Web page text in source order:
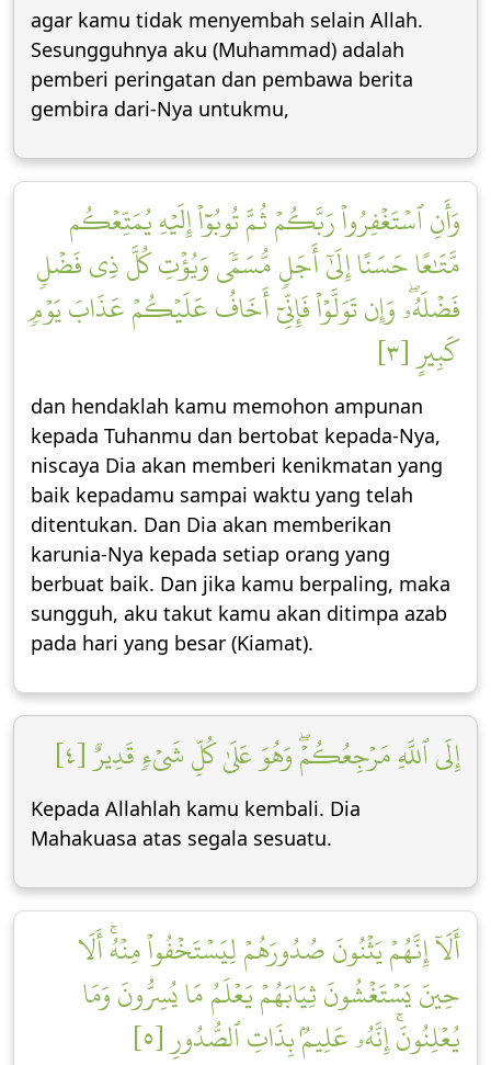
agar kamu tidak menyembah selain Allah.
Sesungguhnya aku (Muhammad) adalah
pemberi peringatan dan pembawa berita
gembira dari-Nya untukmu,
وَأَنِ ٱسۡتَغۡفِرُواْ رَبَّكُمۡ ثُمَّ تُوبُوٓاْ إِلَيۡهِ يُمَتِّعۡكُم
مَّتَٰعًا حَسَنًا إِلَىٰٓ أَجَلٖ مُّسَمّٗى وَيُؤۡتِ كُلَّ ذِي فَضۡلٖ
فَضۡلَهُۥۖ وَإِن تَوَلَّوۡاْ فَإِنِّيٓ أَخَافُ عَلَيۡكُمۡ عَذَابَ يَوۡمٖ
كَبِيرٍ [٣]
dan hendaklah kamu memohon ampunan
kepada Tuhanmu dan bertobat kepada-Nya,
niscaya Dia akan memberi kenikmatan yang
baik kepadamu sampai waktu yang telah
ditentukan. Dan Dia akan memberikan
karunia-Nya kepada setiap orang yang
berbuat baik. Dan jika kamu berpaling, maka
sungguh, aku takut kamu akan ditimpa azab
pada hari yang besar (Kiamat).
إِلَى ٱللَّهِ مَرۡجِعُكُمۡۖ وَهُوَ عَلَىٰ كُلِّ شَيۡءٖ قَدِيرٌ [٤]
Kepada Allahlah kamu kembali. Dia
Mahakuasa atas segala sesuatu.
أَلَآ إِنَّهُمۡ يَثۡنُونَ صُدُورَهُمۡ لِيَسۡتَخۡفُواْ مِنۡهُۚ أَلَا
حِينَ يَسۡتَغۡشُونَ ثِيَابَهُمۡ يَعۡلَمُ مَا يُسِرُّونَ وَمَا
يُعۡلِنُونَۚ إِنَّهُۥ عَلِيمُۢ بِذَاتِ ٱلصُّدُورِ [٥]